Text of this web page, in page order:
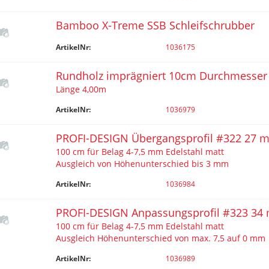
Bamboo X-Treme SSB Schleifschrubber
ArtikelNr: 1036175
Rundholz imprägniert 10cm Durchmesser
Länge 4,00m
ArtikelNr: 1036979
PROFI-DESIGN Übergangsprofil #322 27
100 cm für Belag 4-7,5 mm Edelstahl matt
Ausgleich von Höhenunterschied bis 3 mm
ArtikelNr: 1036984
PROFI-DESIGN Anpassungsprofil #323 34
100 cm für Belag 4-7,5 mm Edelstahl matt
Ausgleich Höhenunterschied von max. 7,5 auf 0 mm
ArtikelNr: 1036989